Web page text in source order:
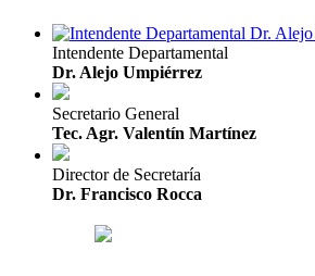
Intendente Departamental
Dr. Alejo Umpiérrez
Secretario General
Tec. Agr. Valentín Martínez
Director de Secretaría
Dr. Francisco Rocca